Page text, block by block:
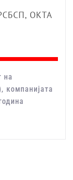
ОКТА
на
компанијата